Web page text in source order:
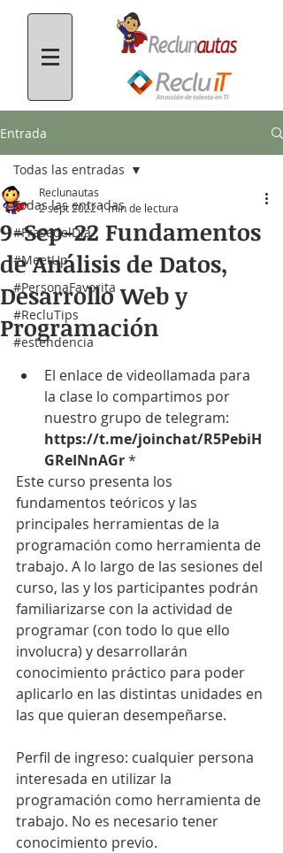
Entrada
Todas las entradas
#FrasedelDía
#MeetUp
#PersonaFavorita
#RecluTips
#estendencia
Todas las entradas
9-Sep-22 Fundamentos
de Análisis de Datos,
Desarrollo Web y
Programación
Reclunautas
2 sept 20221 min de lectura
El enlace de videollamada para
la clase lo compartimos por
nuestro grupo de telegram:
https://t.me/joinchat/R5PebiH
GReINnAGr *
Este curso presenta los
fundamentos teóricos y las
principales herramientas de la
programación como herramienta de
trabajo. A lo largo de las sesiones del
curso, las y los participantes podrán
familiarizarse con la actividad de
programar (con todo lo que ello
involucra) y desarrollarán
conocimiento práctico para poder
aplicarlo en las distintas unidades en
las que quieran desempeñarse.
Perfil de ingreso: cualquier persona
interesada en utilizar la
programación como herramienta de
trabajo. No es necesario tener
conocimiento previo.